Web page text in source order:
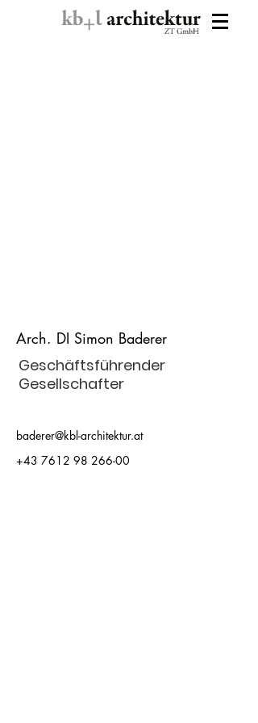
Arch. DI Simon Baderer
Geschäftsführender
Gesellschafter
baderer@kbl-architektur.at
+43 7612 98 266-00